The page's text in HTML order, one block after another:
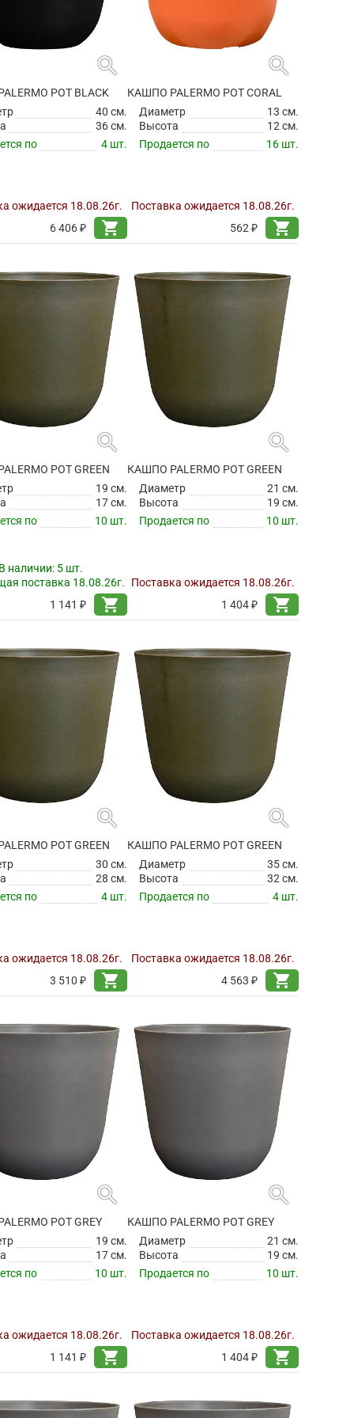
search
POT BLACK
40 см.
36 см.
по
4 шт.
ожидается 18.08.26г.
6 406 ₽
shopping_cart
search
КАШПО PALERMO POT CORAL
Диаметр
13 см.
Высота
12 см.
Продается по
16 шт.
Поставка ожидается 18.08.26г.
562 ₽
shopping_cart
search
POT GREEN
19 см.
17 см.
по
10 шт.
наличии: 5 шт.
поставка 18.08.26г.
1 141 ₽
shopping_cart
search
КАШПО PALERMO POT GREEN
Диаметр
21 см.
Высота
19 см.
Продается по
10 шт.
Поставка ожидается 18.08.26г.
1 404 ₽
shopping_cart
search
POT GREEN
30 см.
28 см.
по
4 шт.
ожидается 18.08.26г.
3 510 ₽
shopping_cart
search
КАШПО PALERMO POT GREEN
Диаметр
35 см.
Высота
32 см.
Продается по
4 шт.
Поставка ожидается 18.08.26г.
4 563 ₽
shopping_cart
search
POT GREY
19 см.
17 см.
по
10 шт.
ожидается 18.08.26г.
1 141 ₽
shopping_cart
search
КАШПО PALERMO POT GREY
Диаметр
21 см.
Высота
19 см.
Продается по
10 шт.
Поставка ожидается 18.08.26г.
1 404 ₽
shopping_cart